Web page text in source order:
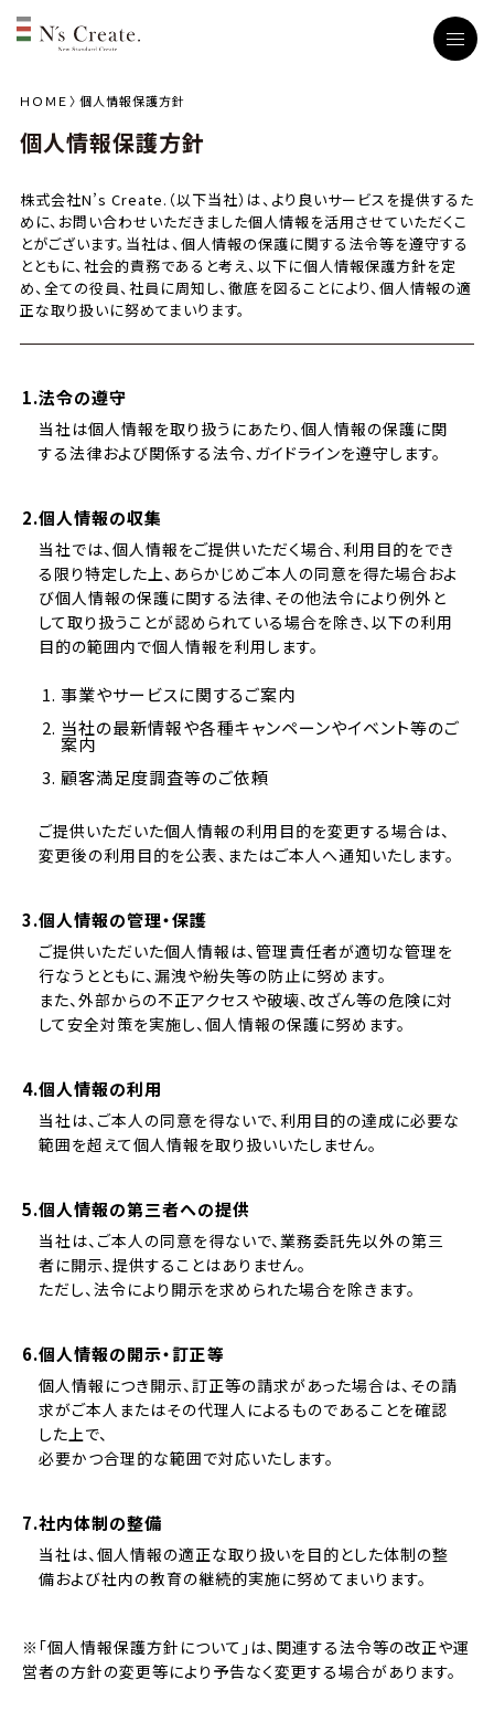
ＨＯＭＥ 個人情報保護方針
個人情報保護方針
株式会社N’s Create.（以下当社）は、より良いサービスを提供するた
めに、お問い合わせいただきました個人情報を活用させていただくこ
とがございます。当社は、個人情報の保護に関する法令等を遵守する
とともに、社会的責務であると考え、以下に個人情報保護方針を定
め、全ての役員、社員に周知し、徹底を図ることにより、個人情報の適
正な取り扱いに努めてまいります。
1.法令の遵守
当社は個人情報を取り扱うにあたり、個人情報の保護に関
する法律および関係する法令、ガイドラインを遵守します。
2.個人情報の収集
当社では、個人情報をご提供いただく場合、利用目的をでき
る限り特定した上、あらかじめご本人の同意を得た場合およ
び個人情報の保護に関する法律、その他法令により例外と
して取り扱うことが認められている場合を除き、以下の利用
目的の範囲内で個人情報を利用します。
事業やサービスに関するご案内
当社の最新情報や各種キャンペーンやイベント等のご
案内
顧客満足度調査等のご依頼
ご提供いただいた個人情報の利用目的を変更する場合は、
変更後の利用目的を公表、またはご本人へ通知いたします。
3.個人情報の管理・保護
ご提供いただいた個人情報は、管理責任者が適切な管理を
行なうとともに、漏洩や紛失等の防止に努めます。
また、外部からの不正アクセスや破壊、改ざん等の危険に対
して安全対策を実施し、個人情報の保護に努めます。
4.個人情報の利用
当社は、ご本人の同意を得ないで、利用目的の達成に必要な
範囲を超えて個人情報を取り扱いいたしません。
5.個人情報の第三者への提供
当社は、ご本人の同意を得ないで、業務委託先以外の第三
者に開示、提供することはありません。
ただし、法令により開示を求められた場合を除きます。
6.個人情報の開示・訂正等
個人情報につき開示、訂正等の請求があった場合は、その請
求がご本人またはその代理人によるものであることを確認
した上で、
必要かつ合理的な範囲で対応いたします。
7.社内体制の整備
当社は、個人情報の適正な取り扱いを目的とした体制の整
備および社内の教育の継続的実施に努めてまいります。
※「個人情報保護方針について」は、関連する法令等の改正や運
営者の方針の変更等により予告なく変更する場合があります。